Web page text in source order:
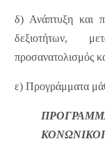
δ) Ανάπτυξη και
δεξιοτήτων,
προσανατολισμός
ε) Προγράμματα